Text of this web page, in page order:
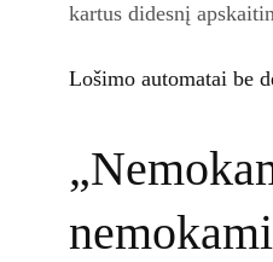
kartus didesnį
Lošimo automatai be